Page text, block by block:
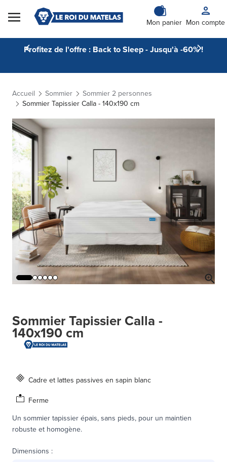
Skip to Content
Mon panier Mon compte
Profitez de l'offre : Back to Sleep - Jusqu'à -60% !
Accueil Sommier
Sommier 2 personnes
Sommier Tapissier Calla - 140x190 cm
Sommier Tapissier Calla -
140x190 cm
Cadre et lattes passives en sapin blanc
Ferme
Un sommier tapissier épais, sans pieds, pour un maintien
robuste et homogène.
Dimensions :